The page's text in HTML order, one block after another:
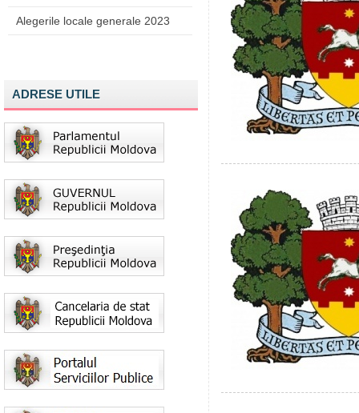
Alegerile locale generale 2023
ADRESE UTILE